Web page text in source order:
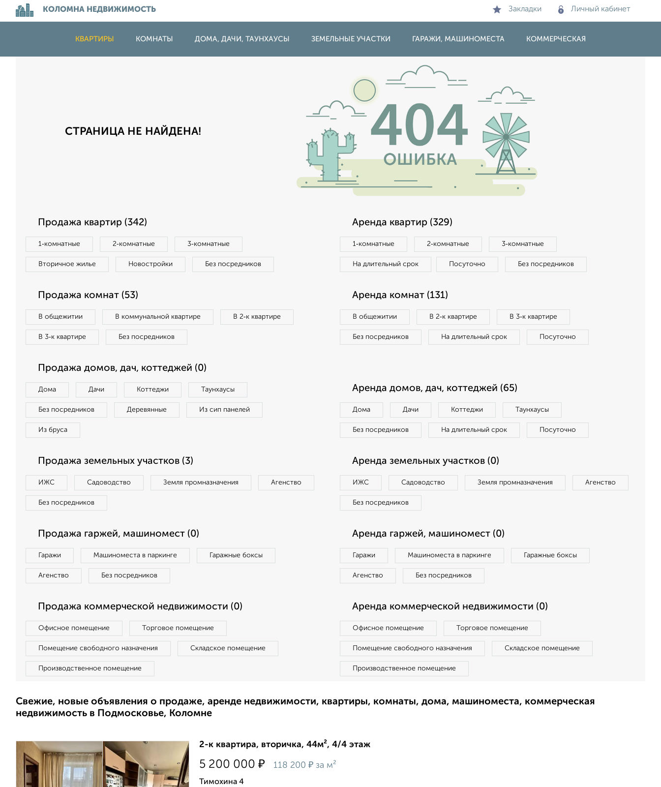
КОЛОМНА НЕДВИЖИМОСТЬ Закладки Личный кабинет
КВАРТИРЫ КОМНАТЫ ДОМА, ДАЧИ, ТАУНХАУСЫ ЗЕМЕЛЬНЫЕ УЧАСТКИ ГАРАЖИ, МАШИНОМЕСТА КОММЕРЧЕСКАЯ
СТРАНИЦА НЕ НАЙДЕНА!
Продажа квартир (342)
1‑комнатные 2‑комнатные 3‑комнатные
Вторичное жилье Новостройки Без посредников
Аренда квартир (329)
1‑комнатные 2‑комнатные 3‑комнатные
На длительный срок Посуточно Без посредников
Продажа комнат (53)
В общежитии В коммунальной квартире В 2‑к квартире
В 3‑к квартире Без посредников
Аренда комнат (131)
В общежитии В 2‑к квартире В 3‑к квартире
Без посредников На длительный срок Посуточно
Продажа домов, дач, коттеджей (0)
Дома Дачи Коттеджи Таунхаусы
Без посредников Деревянные Из сип панелей
Из бруса
Аренда домов, дач, коттеджей (65)
Дома Дачи Коттеджи Таунхаусы
Без посредников На длительный срок Посуточно
Продажа земельных участков (3)
ИЖС Садоводство Земля промназначения Агенство
Без посредников
Аренда земельных участков (0)
ИЖС Садоводство Земля промназначения Агенство
Без посредников
Продажа гаржей, машиномест (0)
Гаражи Машиноместа в паркинге Гаражные боксы
Агенство Без посредников
Аренда гаржей, машиномест (0)
Гаражи Машиноместа в паркинге Гаражные боксы
Агенство Без посредников
Продажа коммерческой недвижимости (0)
Офисное помещение Торговое помещение
Помещение свободного назначения Складское помещение
Производственное помещение
Аренда коммерческой недвижимости (0)
Офисное помещение Торговое помещение
Помещение свободного назначения Складское помещение
Производственное помещение
Свежие, новые объявления о продаже, аренде недвижимости, квартиры, комнаты, дома, машиноместа, коммерческая
недвижимость в Подмосковье, Коломне
2-к квартира, вторичка, 44м², 4/4 этаж
5 200 000 ₽ 118 200 ₽ за м²
Тимохина 4